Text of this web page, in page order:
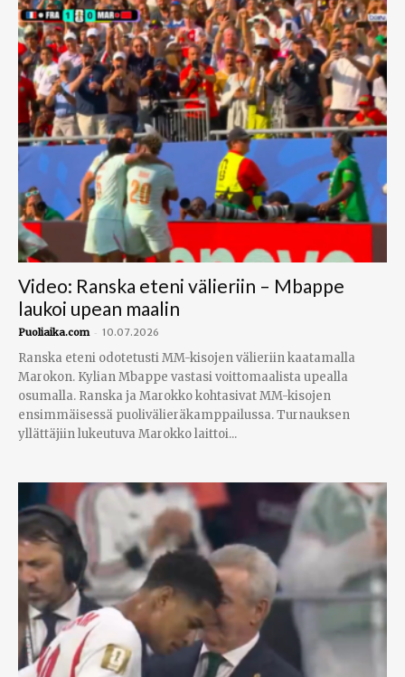
Video: Ranska eteni välieriin – Mbappe
laukoi upean maalin
Puoliaika.com - 10.07.2026
Ranska eteni odotetusti MM-kisojen välieriin kaatamalla
Marokon. Kylian Mbappe vastasi voittomaalista upealla
osumalla. Ranska ja Marokko kohtasivat MM-kisojen
ensimmäisessä puolivälieräkamppailussa. Turnauksen
yllättäjiin lukeutuva Marokko laittoi...